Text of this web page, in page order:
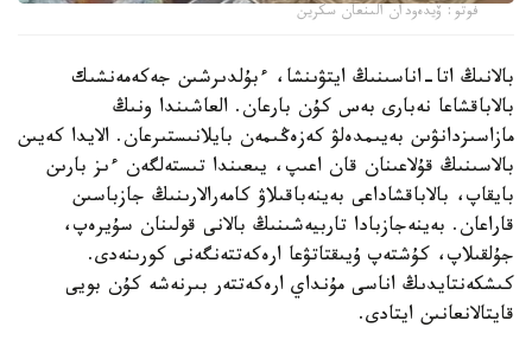
فوتو: ۆيدەودان الىنعان سكرين
بالانىڭ اتا-اناسىنىڭ ايتۋىنشا، ءبۇلدىرشىن جەكەمەنشىك
بالاباقشاعا نەبارى بەس كۇن بارعان. العاشىندا ونىڭ
مازاسىزدانۋىن بەيىمدەلۋ كەزەڭىمەن بايلانىستىرعان. الايدا كەيىن
بالاسىنىڭ قۇلاعىنان قان اعىپ، يىعىندا تىستەلگەن ءىز بارىن
بايقاپ، بالاباقشاداعى بەينەباقىلاۋ كامەرالارىنىڭ جازباسىن
قاراعان. بەينەجازبادا تاربيەشىنىڭ بالانى قولىنان سۇيرەپ،
جۇلقىلاپ، كۇشتەپ ۇيىقتاتۋعا ارەكەتتەنگەنى كورىنەدى.
كىشكەنتايدىڭ اناسى مۇنداي ارەكەتتەر بىرنەشە كۇن بويى
قايتالانعانىن ايتادى.